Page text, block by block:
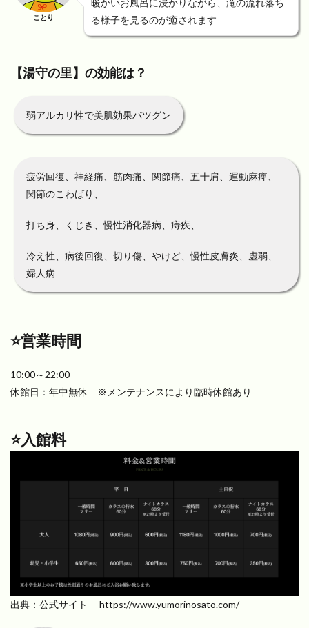
ことり
暖かいお風呂に浸かりながら、滝の流れ落ち
る様子を見るのが癒されます
【湯守の里】の効能は？
弱アルカリ性で美肌効果バツグン
疲労回復、神経痛、筋肉痛、関節痛、五十肩、運動麻痺、
関節のこわばり、
打ち身、くじき、慢性消化器病、痔疾、
冷え性、病後回復、切り傷、やけど、慢性皮膚炎、虚弱、
婦人病
⭐️営業時間
10:00～22:00
休館日：年中無休 ※メンテナンスにより臨時休館あり
⭐️入館料
出典：公式サイト https://www.yumorinosato.com/